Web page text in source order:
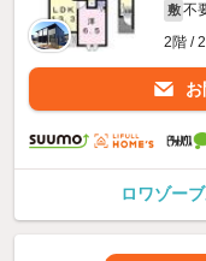
敷 不
2階 /
ロワゾー